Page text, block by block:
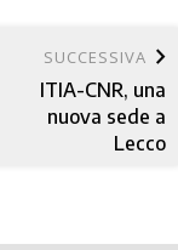
SUCCESSIVA keyboard_arrow_right
ITIA-CNR, una
nuova sede a
Lecco